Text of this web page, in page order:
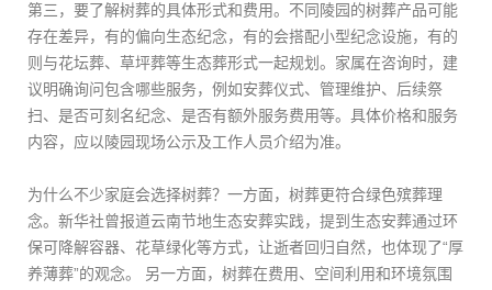
第三，要了解树葬的具体形式和费用。不同陵园的树葬产品可能
存在差异，有的偏向生态纪念，有的会搭配小型纪念设施，有的
则与花坛葬、草坪葬等生态葬形式一起规划。家属在咨询时，建
议明确询问包含哪些服务，例如安葬仪式、管理维护、后续祭
扫、是否可刻名纪念、是否有额外服务费用等。具体价格和服务
内容，应以陵园现场公示及工作人员介绍为准。
为什么不少家庭会选择树葬？一方面，树葬更符合绿色殡葬理
念。新华社曾报道云南节地生态安葬实践，提到生态安葬通过环
保可降解容器、花草绿化等方式，让逝者回归自然，也体现了“厚
养薄葬”的观念。 另一方面，树葬在费用、空间利用和环境氛围